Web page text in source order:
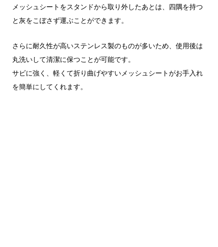
メッシュシートをスタンドから取り外したあとは、四隅を持つ
と灰をこぼさず運ぶことができます。
さらに耐久性が高いステンレス製のものが多いため、使用後は
丸洗いして清潔に保つことが可能です。
サビに強く、軽くて折り曲げやすいメッシュシートがお手入れ
を簡単にしてくれます。